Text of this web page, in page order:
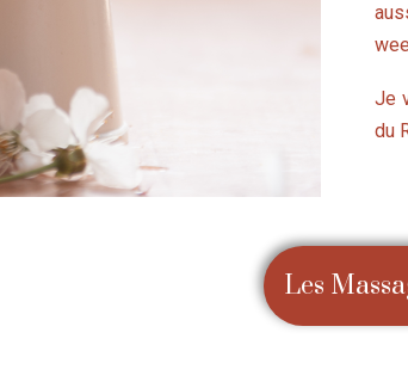
Je
du
Les